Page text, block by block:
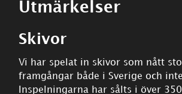
Utmärkelser
Skivor
Vi har spelat in skivor som nått
framgångar både i Sverige och
Inspelningarna har sålts i över